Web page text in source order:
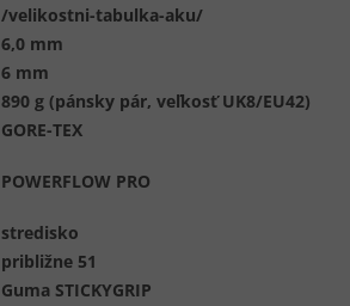
/velikostni-tabulka-aku/
6,0 mm
6 mm
890 g (pánsky pár, veľkosť UK8/EU42)
GORE-TEX
POWERFLOW PRO
stredisko
približne 51
Guma STICKYGRIP